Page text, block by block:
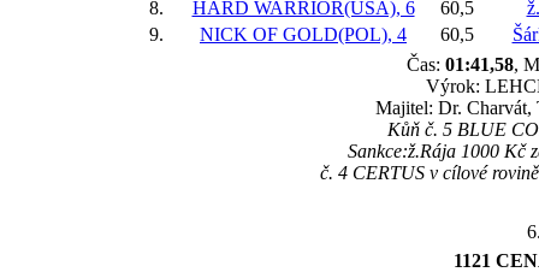
8.
HARD WARRIOR(USA), 6 60,5
9.
NICK OF GOLD(POL), 4 60,5
Čas: 01:41,58,
Výrok:
Majitel: Dr. Charvát,
Kůň č. 5 BLUE
Sankce:ž.Rája 1000 Kč
č. 4 CERTUS v cílové
1121